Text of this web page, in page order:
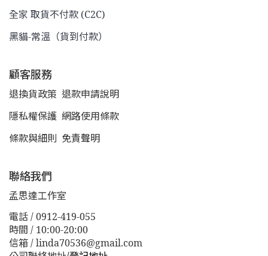
全家 取貨不付款 (C2C)
黑貓-常溫（貨到付款）
顧客服務
退換貨政策 退款申請說明
隱私權保護 網路使用條款
條款與細則 免責聲明
聯絡我們
孟思達工作室
電話 / 0912-419-055
時間 / 10:00-20:00
信箱 / linda70536@gmail.com